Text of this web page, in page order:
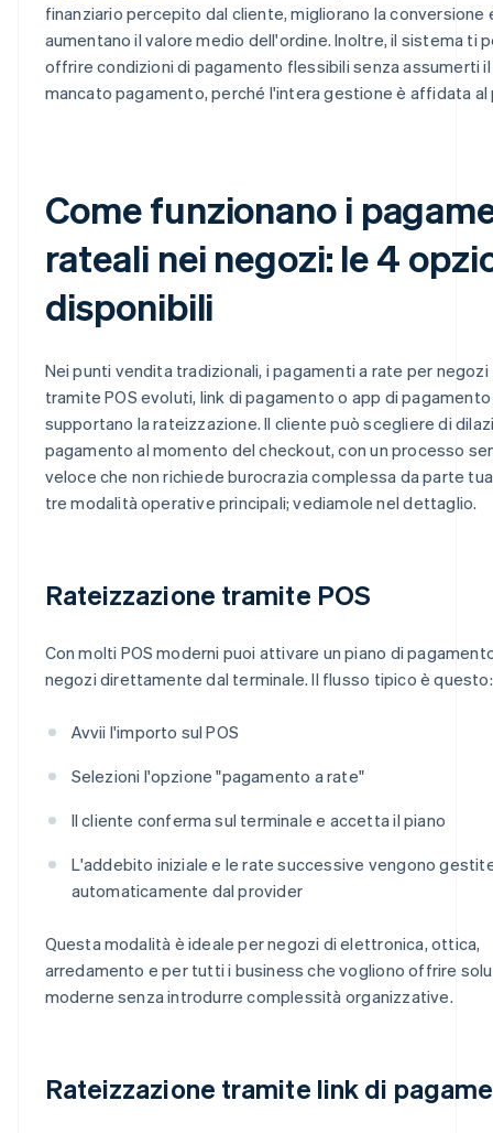
finanziario percepito dal cliente, migliorano la conversione
aumentano il valore medio dell'ordine. Inoltre, il sistema ti
offrire condizioni di pagamento flessibili senza assumerti
mancato pagamento, perché l'intera gestione è affidata al
Come funzionano i
rateali nei negozi: le 4
disponibili
Nei punti vendita tradizionali, i pagamenti a rate per
tramite POS evoluti, link di pagamento o app di
supportano la rateizzazione. Il cliente può scegliere di
pagamento al momento del checkout, con un processo
veloce che non richiede burocrazia complessa da parte
tre modalità operative principali; vediamole nel dettaglio.
Rateizzazione tramite POS
Con molti POS moderni puoi attivare un piano di
negozi direttamente dal terminale. Il flusso tipico è questo:
Avvii l'importo sul POS
Selezioni l'opzione "pagamento a rate"
Il cliente conferma sul terminale e accetta il piano
L'addebito iniziale e le rate successive vengono
automaticamente dal provider
Questa modalità è ideale per negozi di elettronica, ottica,
arredamento e per tutti i business che vogliono offrire
moderne senza introdurre complessità organizzative.
Rateizzazione tramite link di